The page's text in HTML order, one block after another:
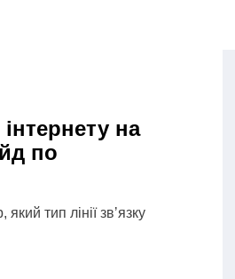
на
по
тип лінії звʼязку